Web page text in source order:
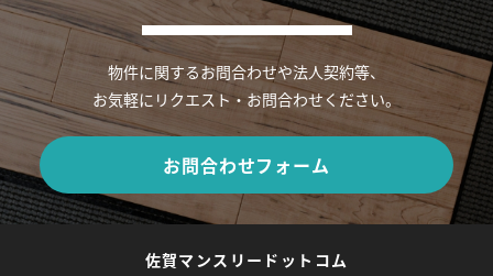
物件に関するお問合わせや法人契約等、
お気軽にリクエスト・お問合わせください。
お問合わせフォーム
佐賀マンスリードットコム